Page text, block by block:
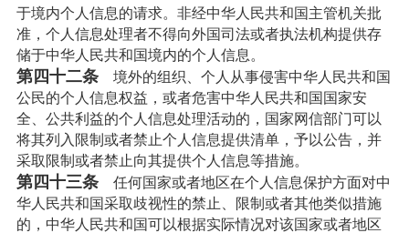
于境内个人信息的请求。非经中华人民共和国主管机关批
准，个人信息处理者不得向外国司法或者执法机构提供存
储于中华人民共和国境内的个人信息。
第四十二条境外的组织、个人从事侵害中华人民共和国
公民的个人信息权益，或者危害中华人民共和国国家安
全、公共利益的个人信息处理活动的，国家网信部门可以
将其列入限制或者禁止个人信息提供清单，予以公告，并
采取限制或者禁止向其提供个人信息等措施。
第四十三条任何国家或者地区在个人信息保护方面对中
华人民共和国采取歧视性的禁止、限制或者其他类似措施
的，中华人民共和国可以根据实际情况对该国家或者地区